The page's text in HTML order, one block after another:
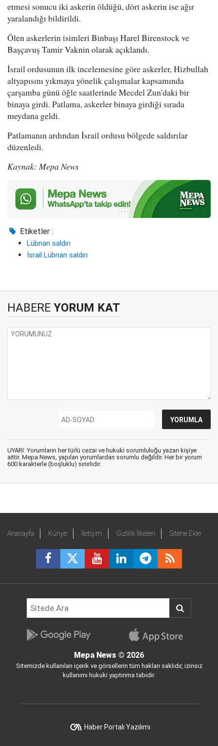
etmesi sonucu iki askerin öldüğü, dört askerin ise ağır
yaralandığı bildirildi.
Ölen askerlerin isimleri Binbaşı Harel Birenstock ve
Başçavuş Tamir Vaknin olarak açıklandı.
İsrail ordusunun ilk incelemesine göre askerler, Hizbullah
altyapısını yıkmaya yönelik çalışmalar kapsamında
çarşamba günü öğle saatlerinde Mecdel Zun'daki bir
binaya girdi. Patlama, askerler binaya girdiği sırada
meydana geldi.
Patlamanın ardından İsrail ordusu bölgede saldırılar
düzenledi.
Kaynak: Mepa News
Etiketler :
Lübnan saldırı
İsrail Lübnan saldırı
HABERE YORUM KAT
UYARI: Yorumların her türlü cezai ve hukuki sorumluluğu yazan kişiye
aittir. Mepa News, yapılan yorumlardan sorumlu değildir. Her bir yorum
600 karakterle (boşluklu) sınırlıdır.
Anasayfa Künye İletişim Gizlilik İlkeleri Sitene Ekle
Mepa News © 2026
Sitemizde kullanılan içerik ve görsellerin tüm hakları saklıdır, izinsiz
kullanımı hukuki yaptırıma tabidir.
Haber Portalı Yazılımı